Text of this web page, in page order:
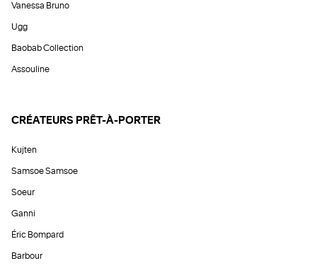
Vanessa Bruno
Ugg
Baobab Collection
Assouline
CRÉATEURS PRÊT-À-PORTER
Kujten
Samsoe Samsoe
Soeur
Ganni
Éric Bompard
Barbour